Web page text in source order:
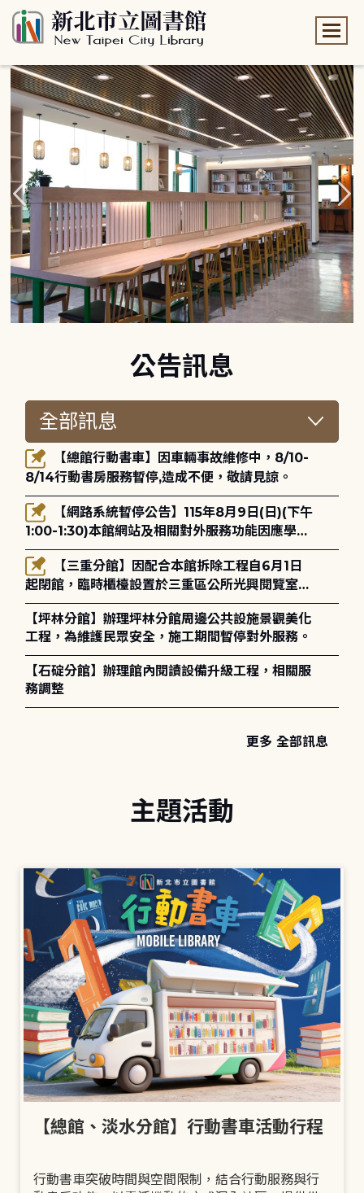
公告訊息
8/14行動書房服務暫停,造成不便，敬請見諒。
1:00-1:30)本館網站及相關對外服務功能因應學術
網路升級更新將暫停服務。
起閉館，臨時櫃檯設置於三重區公所光興閱覽室，
造成不便，敬請見諒。
【坪林分館】辦理坪林分館周邊公共設施景觀美化
工程，為維護民眾安全，施工期間暫停對外服務。
【石碇分館】辦理館內閱讀設備升級工程，相關服
務調整
更多 全部訊息
主題活動
【總館、淡水分館】行動書車活動行程
行動書車突破時間與空間限制，結合行動服務與行